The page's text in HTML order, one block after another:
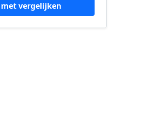
vergelijken